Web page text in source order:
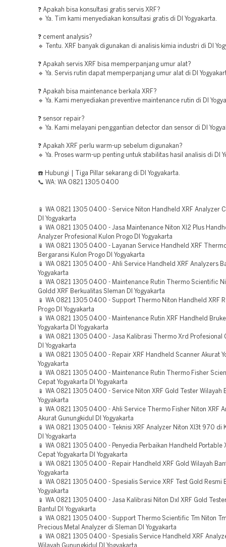
❓ Apakah bisa konsultasi gratis servis XRF?
🔹 Ya. Tim kami menyediakan konsultasi gratis di DI Yogyakarta.
❓ cement analysis?
🔹 Tentu. XRF banyak digunakan di analisis kimia industri di DI
❓ Apakah servis XRF bisa memperpanjang umur alat?
🔹 Ya. Servis rutin dapat memperpanjang umur alat di DI
❓ Apakah bisa maintenance berkala XRF?
🔹 Ya. Kami menyediakan preventive maintenance rutin di DI
❓ sensor repair?
🔹 Ya. Kami melayani penggantian detector dan sensor di DI
❓ Apakah XRF perlu warm-up sebelum digunakan?
🔹 Ya. Proses warm-up penting untuk stabilitas hasil analisis di DI
☎️ Hubungi | Tiga Pillar sekarang di DI Yogyakarta.
📞 WA: WA 0821 1305 0400
📱 WA 0821 1305 0400 - Service Niton Handheld XRF Analyzer
DI Yogyakarta
📱 WA 0821 1305 0400 - Jasa Maintenance Niton Xl2 Plus
Analyzer Profesional Kulon Progo DI Yogyakarta
📱 WA 0821 1305 0400 - Layanan Service Handheld XRF
Bergaransi Kulon Progo DI Yogyakarta
📱 WA 0821 1305 0400 - Ahli Service Handheld XRF Analyzers
Yogyakarta
📱 WA 0821 1305 0400 - Maintenance Rutin Thermo Scientific
Goldd XRF Berkualitas Sleman DI Yogyakarta
📱 WA 0821 1305 0400 - Support Thermo Niton Handheld XRF
Progo DI Yogyakarta
📱 WA 0821 1305 0400 - Maintenance Rutin XRF Handheld
Yogyakarta DI Yogyakarta
📱 WA 0821 1305 0400 - Jasa Kalibrasi Thermo Xrd Profesional
DI Yogyakarta
📱 WA 0821 1305 0400 - Repair XRF Handheld Scanner Akurat
Yogyakarta
📱 WA 0821 1305 0400 - Maintenance Rutin Thermo Fisher
Cepat Yogyakarta DI Yogyakarta
📱 WA 0821 1305 0400 - Service Niton XRF Gold Tester Wilayah
Yogyakarta
📱 WA 0821 1305 0400 - Ahli Service Thermo Fisher Niton XRF
Akurat Gunungkidul DI Yogyakarta
📱 WA 0821 1305 0400 - Teknisi XRF Analyzer Niton Xl3t 970 di
DI Yogyakarta
📱 WA 0821 1305 0400 - Penyedia Perbaikan Handheld Portable
Cepat Yogyakarta DI Yogyakarta
📱 WA 0821 1305 0400 - Repair Handheld XRF Gold Wilayah
Yogyakarta
📱 WA 0821 1305 0400 - Spesialis Service XRF Test Gold Resmi
Yogyakarta
📱 WA 0821 1305 0400 - Jasa Kalibrasi Niton Dxl XRF Gold
Bantul DI Yogyakarta
📱 WA 0821 1305 0400 - Support Thermo Scientific Tm Niton
Precious Metal Analyzer di Sleman DI Yogyakarta
📱 WA 0821 1305 0400 - Spesialis Service Handheld XRF
Wilayah Gunungkidul DI Yogyakarta